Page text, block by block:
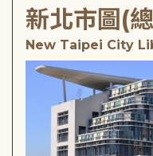
新北市圖(
New Taipei City